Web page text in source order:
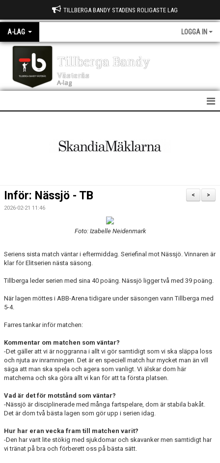
TILLBERGA BANDY STADENS ROLIGASTE LAG
A-LAG LOGGA IN
Tillberga Bandy
Västerås
A-lag
TRUPPEN
>
<
Inför: Nässjö - TB
2026-02-21 11:46
Foto: Izabelle Neidenmark
Seriens sista match väntar i eftermiddag. Seriefinal mot Nässjö. Vinnaren är
klar för Elitserien nästa säsong.
Tillberga leder serien med sina 40 poäng. Nässjö ligger två med 39 poäng.
När lagen möttes i ABB-Arena tidigare under säsongen vann Tillberga med
5-4.
Farres tankar inför matchen:
Kommentar om matchen som väntar?
-Det gäller att vi är noggranna i allt vi gör samtidigt som vi ska släppa loss
och njuta av inramningen. Det är en speciell match hur mycket man än vill
säga att man ska spela och agera som vanligt. Vi älskar dom här
matcherna och ska göra allt vi kan för att ta första platsen.
Vad är det för motstånd som väntar?
-Nässjö är disciplinerade med många fartspelare, dom är stabila bakåt.
Det är dom två bästa lagen som gör upp i serien idag.
Hur har eran vecka fram till matchen varit?
-Den har varit lite stökig med sjukdomar och skavanker men samtidigt har
vi tränat på bra och förberett oss på bästa sätt.